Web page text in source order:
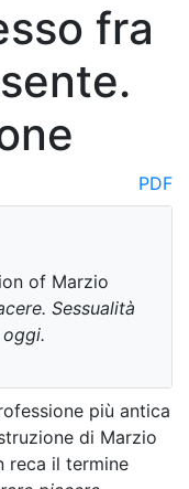
fra
PDF
of Marzio
Sessualità
più antica
di Marzio
reca il termine